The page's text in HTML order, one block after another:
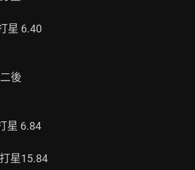
星 6.40
後
星 6.84
星15.84